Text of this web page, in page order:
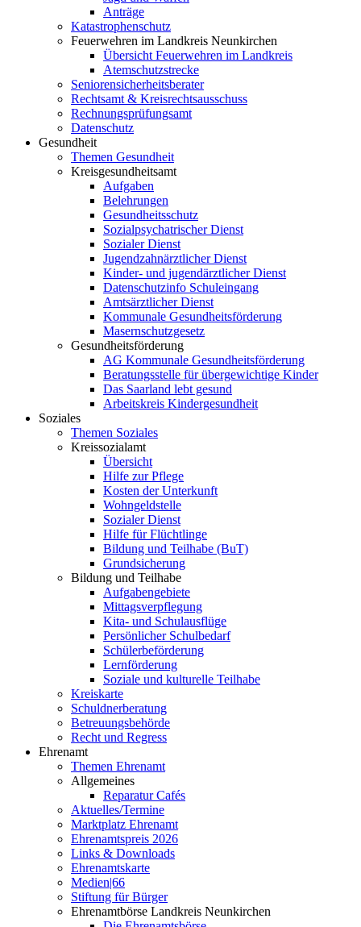
Anträge
Katastrophenschutz
Feuerwehren im Landkreis Neunkirchen
Übersicht Feuerwehren im Landkreis
Atemschutzstrecke
Seniorensicherheitsberater
Rechtsamt & Kreisrechtsausschuss
Rechnungsprüfungsamt
Datenschutz
Gesundheit
Themen Gesundheit
Kreisgesundheitsamt
Aufgaben
Belehrungen
Gesundheitsschutz
Sozialpsychatrischer Dienst
Sozialer Dienst
Jugendzahnärztlicher Dienst
Kinder- und jugendärztlicher Dienst
Datenschutzinfo Schuleingang
Amtsärztlicher Dienst
Kommunale Gesundheitsförderung
Masernschutzgesetz
Gesundheitsförderung
AG Kommunale Gesundheitsförderung
Beratungsstelle für übergewichtige Kinder
Das Saarland lebt gesund
Arbeitskreis Kindergesundheit
Soziales
Themen Soziales
Kreissozialamt
Übersicht
Hilfe zur Pflege
Kosten der Unterkunft
Wohngeldstelle
Sozialer Dienst
Hilfe für Flüchtlinge
Bildung und Teilhabe (BuT)
Grundsicherung
Bildung und Teilhabe
Aufgabengebiete
Mittagsverpflegung
Kita- und Schulausflüge
Persönlicher Schulbedarf
Schülerbeförderung
Lernförderung
Soziale und kulturelle Teilhabe
Kreiskarte
Schuldnerberatung
Betreuungsbehörde
Recht und Regress
Ehrenamt
Themen Ehrenamt
Allgemeines
Reparatur Cafés
Aktuelles/Termine
Marktplatz Ehrenamt
Ehrenamtspreis 2026
Links & Downloads
Ehrenamtskarte
Medien|66
Stiftung für Bürger
Ehrenamtbörse Landkreis Neunkirchen